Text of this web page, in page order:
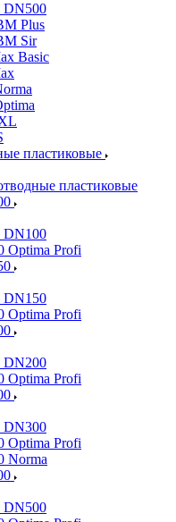
DN500
Plus
Sir
Basic
пластиковые
пластиковые
DN100
Optima Profi
DN150
Optima Profi
DN200
Optima Profi
DN300
Optima Profi
Norma
DN500